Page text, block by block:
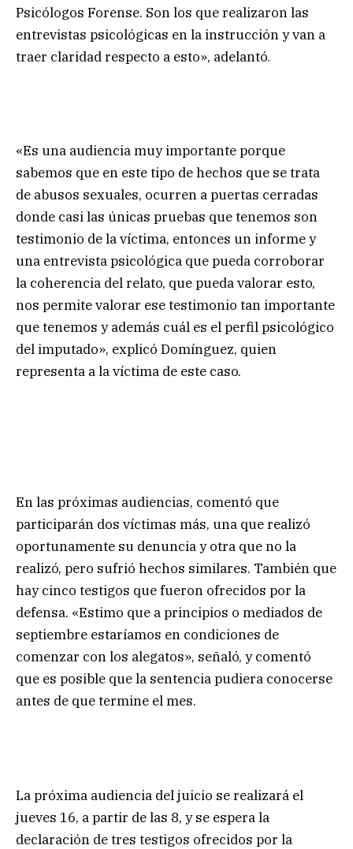
Psicólogos Forense. Son los que realizaron las
entrevistas psicológicas en la instrucción y van a
traer claridad respecto a esto», adelantó.
«Es una audiencia muy importante porque
sabemos que en este tipo de hechos que se trata
de abusos sexuales, ocurren a puertas cerradas
donde casi las únicas pruebas que tenemos son
testimonio de la víctima, entonces un informe y
una entrevista psicológica que pueda corroborar
la coherencia del relato, que pueda valorar esto,
nos permite valorar ese testimonio tan importante
que tenemos y además cuál es el perfil psicológico
del imputado», explicó Domínguez, quien
representa a la víctima de este caso.
En las próximas audiencias, comentó que
participarán dos víctimas más, una que realizó
oportunamente su denuncia y otra que no la
realizó, pero sufrió hechos similares. También que
hay cinco testigos que fueron ofrecidos por la
defensa. «Estimo que a principios o mediados de
septiembre estaríamos en condiciones de
comenzar con los alegatos», señaló, y comentó
que es posible que la sentencia pudiera conocerse
antes de que termine el mes.
La próxima audiencia del juicio se realizará el
jueves 16, a partir de las 8, y se espera la
declaración de tres testigos ofrecidos por la